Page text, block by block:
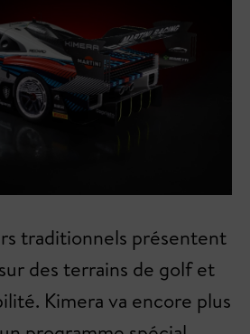
traditionnels présentent
des terrains de golf et
Kimera va encore plus